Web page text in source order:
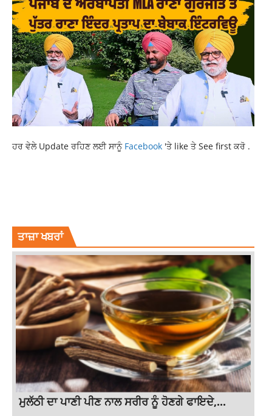
ਹਰ ਵੇਲੇ Update ਰਹਿਣ ਲਈ ਸਾਨੂੰ Facebook 'ਤੇ like ਤੇ See first ਕਰੋ .
ਤਾਜ਼ਾ ਖਬਰਾਂ
ਮੁਲੱਠੀ ਦਾ ਪਾਣੀ ਪੀਣ ਨਾਲ ਸਰੀਰ ਨੂੰ ਹੋਣਗੇ ਫਾਇਦੇ,...